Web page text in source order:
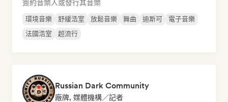
簽約音樂人或發行其音樂
環境音樂 舒緩浩室 放鬆音樂 舞曲 迪斯可
電子音樂
法國浩室
超流行
Russian Dark Community
廠牌, 媒體機構／記者